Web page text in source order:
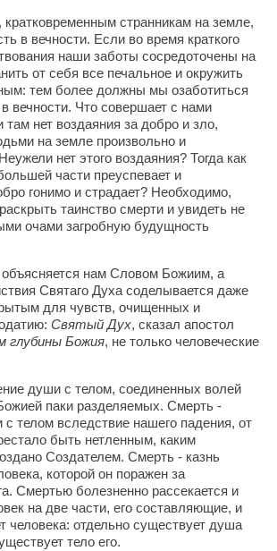
странникам на земле,
в вечности. Если во время краткого
наши заботы сосредоточены на
от себя все печальное и окружить
тем более должны мы озаботиться
вечности. Что совершает с нами
нет воздаяния за добро и зло,
на земле произвольно и
нет этого воздаяния? Тогда как
части преуспевает и
гонимо и страдает? Необходимо,
таинство смерти и увидеть не
очами загробную будущность
объясняется нам Словом Божиим, а
Святаго Духа соделывается даже
для чувств, очищенных и
Святый Дух, сказал апостол
глубины Божия, не только человеческие
души с телом, соединенных волей
паки разделяемых. Смерть -
телом вследствие нашего падения, от
быть нетленным, каким
Создателем. Смерть - казнь
которой он поражен за
Смертью болезненно рассекается и
на две части, его составляющие, и
человека: отдельно существует душа
тело его.